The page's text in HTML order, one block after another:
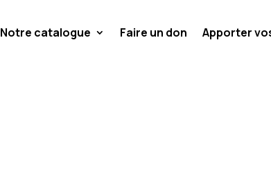
Notre catalogue Faire un don Apporter